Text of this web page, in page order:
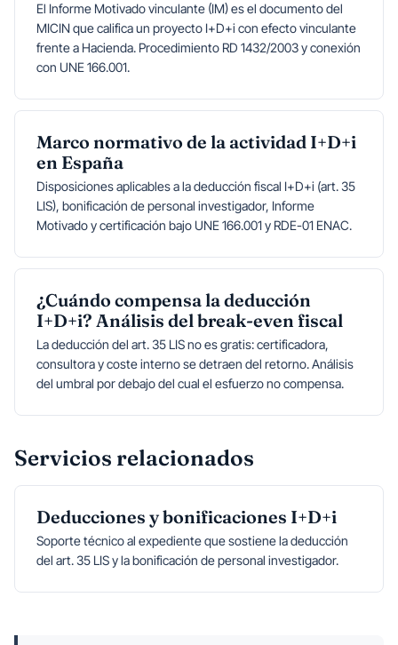
El Informe Motivado vinculante (IM) es el documento del
MICIN que califica un proyecto I+D+i con efecto vinculante
frente a Hacienda. Procedimiento RD 1432/2003 y conexión
con UNE 166.001.
Marco normativo de la actividad I+D+i
en España
Disposiciones aplicables a la deducción fiscal I+D+i (art. 35
LIS), bonificación de personal investigador, Informe
Motivado y certificación bajo UNE 166.001 y RDE-01 ENAC.
¿Cuándo compensa la deducción
I+D+i? Análisis del break-even fiscal
La deducción del art. 35 LIS no es gratis: certificadora,
consultora y coste interno se detraen del retorno. Análisis
del umbral por debajo del cual el esfuerzo no compensa.
Servicios relacionados
Deducciones y bonificaciones I+D+i
Soporte técnico al expediente que sostiene la deducción
del art. 35 LIS y la bonificación de personal investigador.